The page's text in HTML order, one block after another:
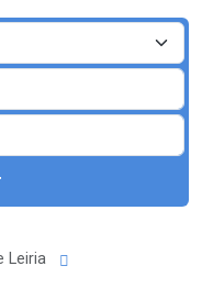
Leiria